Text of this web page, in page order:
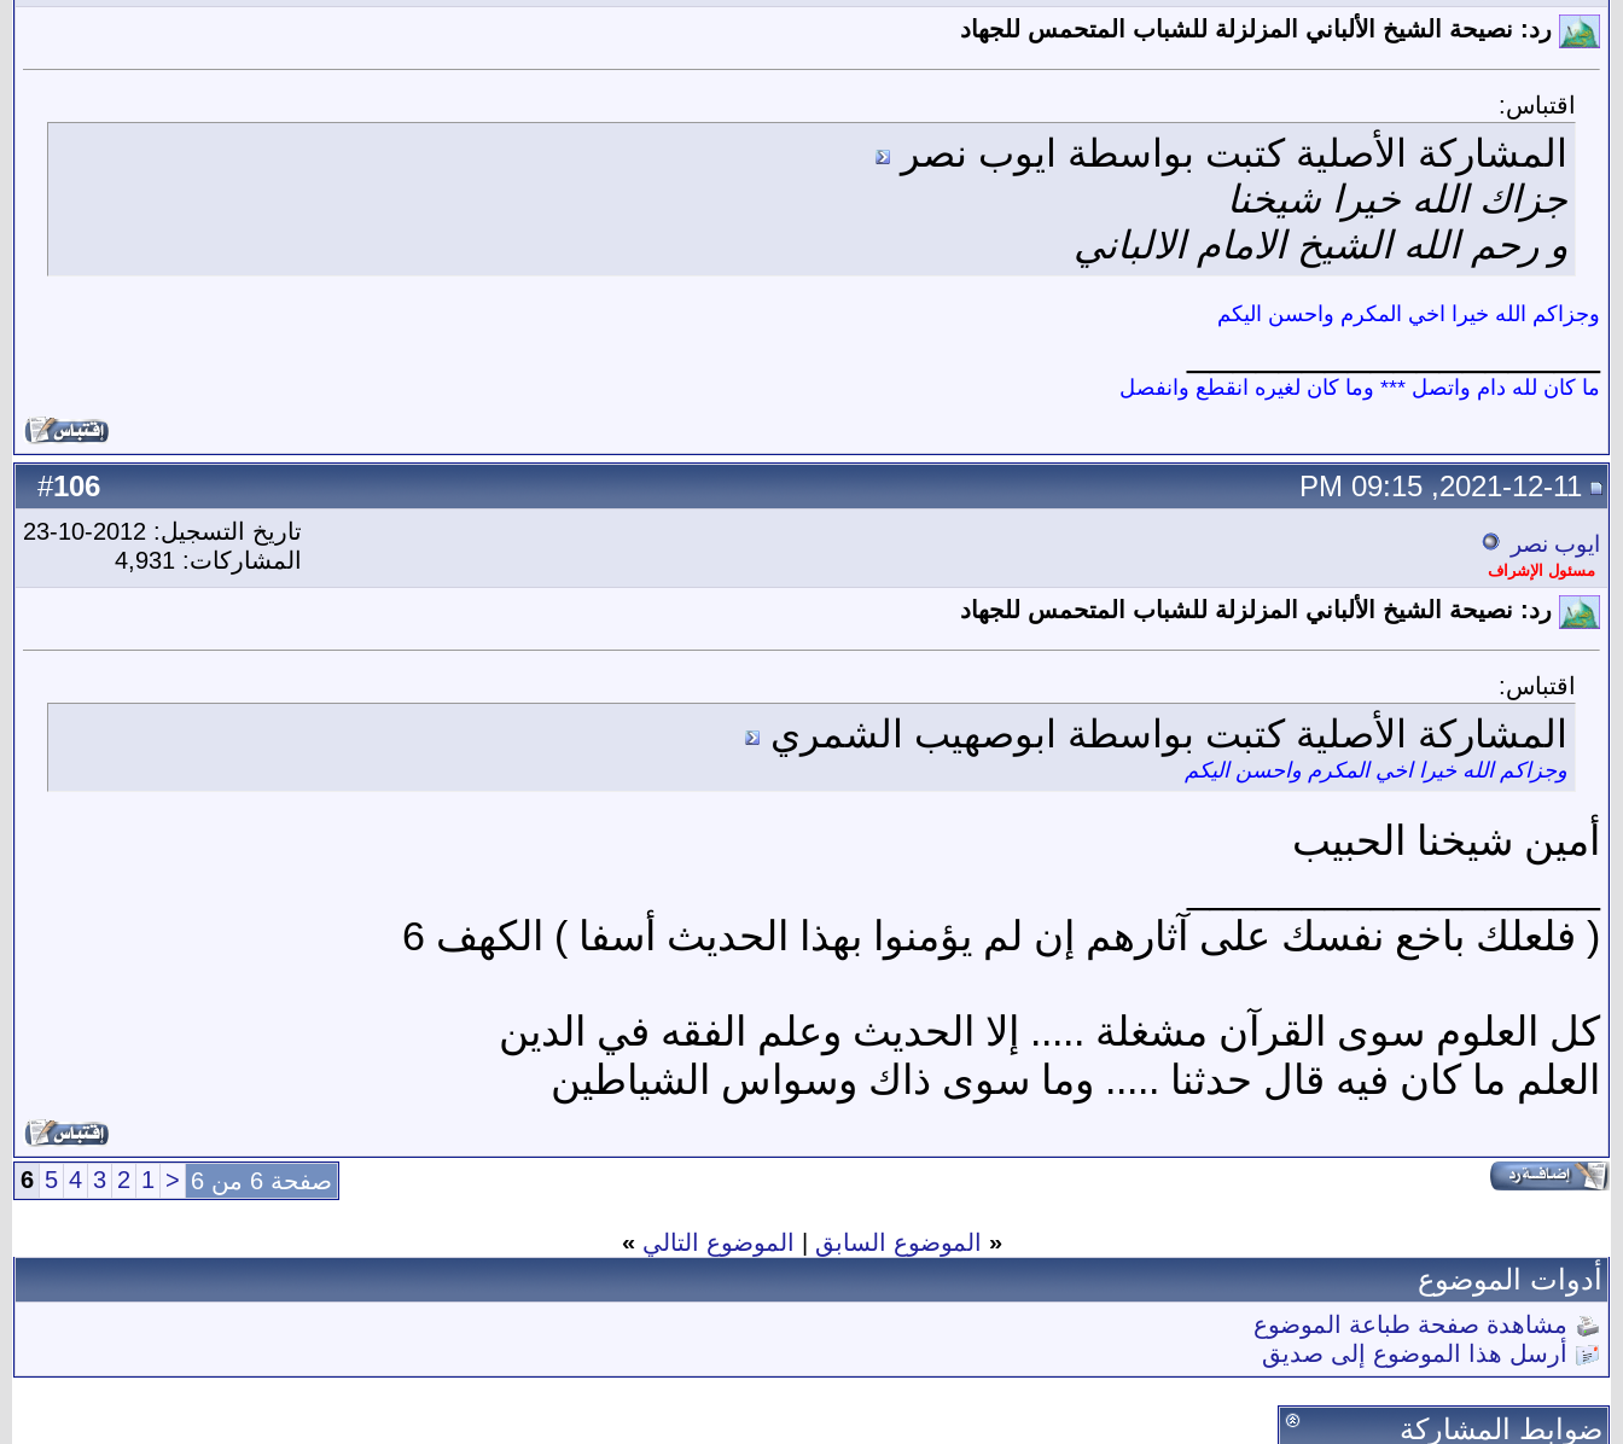
رد: نصيحة الشيخ الألباني المزلزلة للشباب المتحمس للجهاد
اقتباس:
المشاركة الأصلية كتبت بواسطة ايوب نصر
جزاك الله خيرا شيخنا
و رحم الله الشيخ الامام الالباني
وجزاكم الله خيرا اخي المكرم واحسن اليكم
ما كان لله دام واتصل *** وما كان لغيره انقطع وانفصل
#
106 2021-12-11, 09:15 PM
ايوب نصر
مسئول الإشراف
تاريخ التسجيل: 2012-10-23
المشاركات: 4,931
رد: نصيحة الشيخ الألباني المزلزلة للشباب المتحمس للجهاد
اقتباس:
المشاركة الأصلية كتبت بواسطة ابوصهيب الشمري
وجزاكم الله خيرا اخي المكرم واحسن اليكم
أمين شيخنا الحبيب
( فلعلك باخع نفسك على آثارهم إن لم يؤمنوا بهذا الحديث أسفا ) الكهف 6
كل العلوم سوى القرآن مشغلة ..... إلا الحديث وعلم الفقه في الدين
العلم ما كان فيه قال حدثنا ..... وما سوى ذاك وسواس الشياطين
صفحة 6 من 6 <
1
2
3
4
5
6
« الموضوع السابق الموضوع التالي »
أدوات الموضوع
مشاهدة صفحة طباعة الموضوع
أرسل هذا الموضوع إلى صديق
ضوابط المشاركة